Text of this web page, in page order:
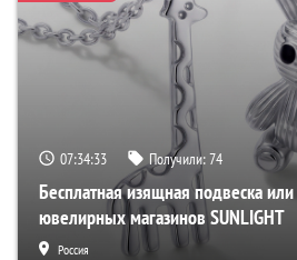
07:34:33 Получили:74
Бесплатная изящная подвеска
ювелирных магазинов SUNLIGHT
Россия